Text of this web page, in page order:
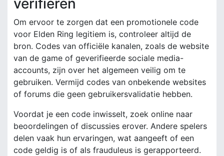
verifiëren
Om ervoor te zorgen dat een promotionele code
voor Elden Ring legitiem is, controleer altijd de
bron. Codes van officiële kanalen, zoals de website
van de game of geverifieerde sociale media-
accounts, zijn over het algemeen veilig om te
gebruiken. Vermijd codes van onbekende websites
of forums die geen gebruikersvalidatie hebben.
Voordat je een code inwisselt, zoek online naar
beoordelingen of discussies erover. Andere spelers
delen vaak hun ervaringen, wat aangeeft of een
code geldig is of als frauduleus is gerapporteerd.